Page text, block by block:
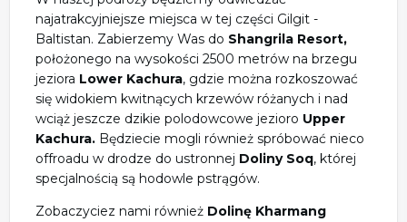
najatrakcyjniejsze miejsca w tej części Gilgit -
Baltistan. Zabierzemy Was do Shangrila Resort,
położonego na wysokości 2500 metrów na brzegu
jeziora Lower Kachura, gdzie można rozkoszować
się widokiem kwitnących krzewów różanych i nad
wciąż jeszcze dzikie polodowcowe jezioro Upper
Kachura. Będziecie mogli również spróbować nieco
offroadu w drodze do ustronnej Doliny Soq, której
specjalnością są hodowle pstrągów.
Zobaczyciez nami również Dolinę Kharmang